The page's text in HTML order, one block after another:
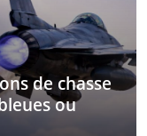
de chasse
ou